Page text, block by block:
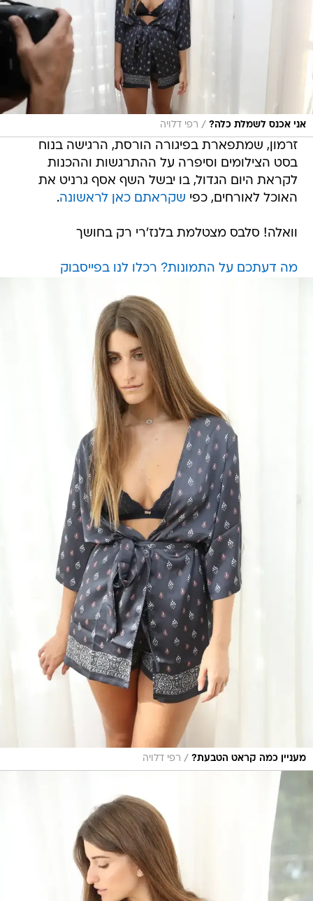
אני אכנס לשמלת כלה? / רפי דלויה
זרמון, שמתפארת בפיגורה הורסת, הרגישה בנוח
בסט הצילומים וסיפרה על ההתרגשות וההכנות
לקראת היום הגדול, בו יבשל השף אסף גרניט את
האוכל לאורחים, כפי שקראתם כאן לראשונה.
וואלה! סלבס מצטלמת בלנז'רי רק בחושך
מה דעתכם על התמונות? רכלו לנו בפייסבוק
מעניין כמה קראט הטבעת? / רפי דלויה